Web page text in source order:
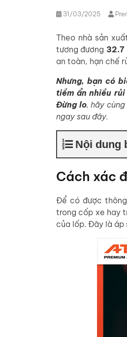
31/03/2025
Theo nhà sản
tương đương 32.7
an toàn, hạn chế
Nhưng, bạn có
tiềm ẩn nhiều
Đừng lo, hãy
ngay sau đây.
Nội dung
Cách xác
Để có được
trong cốp xe hay
của lốp. Đây là áp